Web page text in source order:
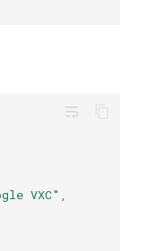
wrap_text
VXC" ,